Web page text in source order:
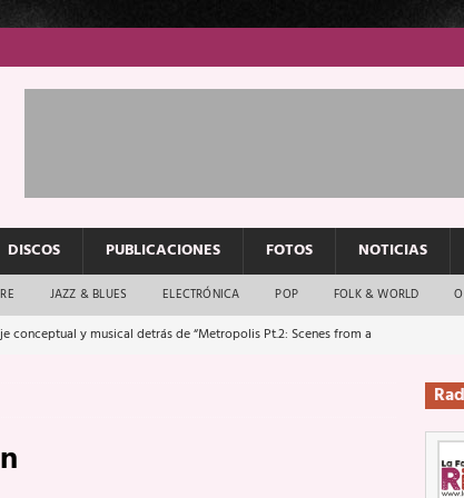
DISCOS PUBLICACIONES FOTOS NOTICIAS
JAZZ & BLUES ELECTRÓNICA POP FOLK & WORLD
conceptual y musical detrás de “Metropolis Pt.2: Scenes from a
urbano sigue en buenas manos
a escucharte te saludan